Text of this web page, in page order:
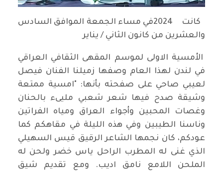
كانت 2024في مساء الجمعة الموافق السادس
والعشرين من كانون الثاني / يناير
الأمسية الاولى لموسم المقهى الثقافي العراقي
في لندن لهذا العام وصفها زميلنا الفنان فيصل
لعيبي صاحي على صفحته بأنها: "امسية ممتعة
وشيقة صدح فيها شعر شعبي مليىء بالحنان
وغصات المحبين وأجواء العراق ومياه الفراتين
وناسنا الطيبين وفي هذه الليلة في مقاهكم كما
عودكم، كان نجمها الشاعر الرقيق قيس السهيلي
الذي غنى له المطرب الراحل ياس خضر ولحن له
الملحن اللامع نامق اديب. ومع تقديم شيق